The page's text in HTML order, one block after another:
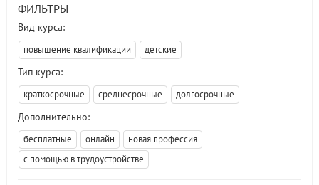
ФИЛЬТРЫ
Вид курса:
повышение квалификации детские
Тип курса:
краткосрочные среднесрочные долгосрочные
Дополнительно:
бесплатные онлайн
новая профессия
с помощью в трудоустройстве